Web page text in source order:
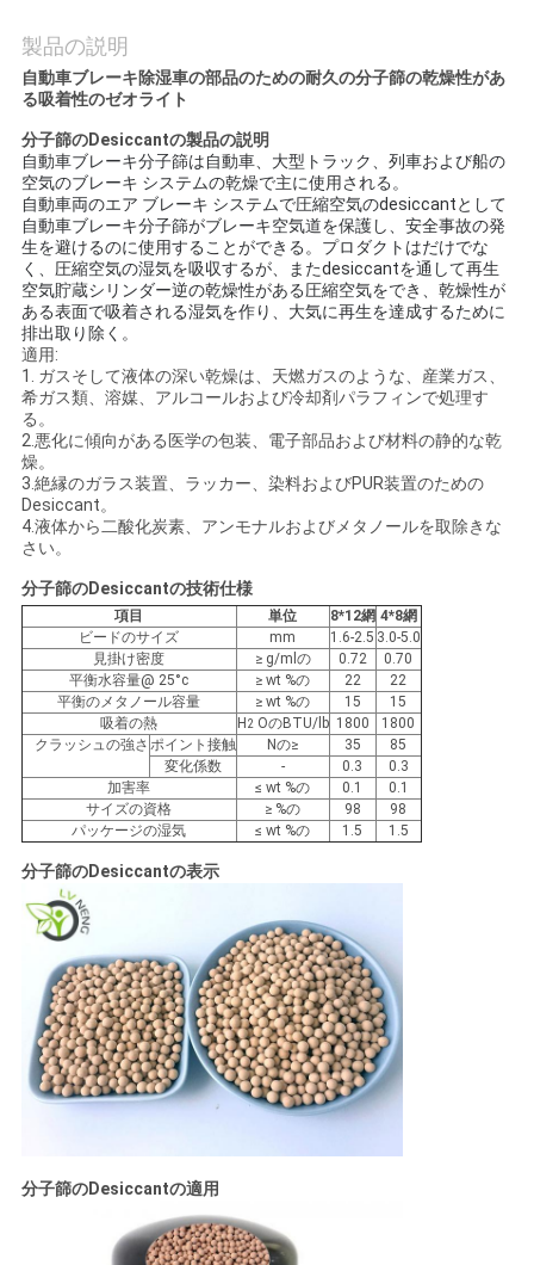
質
管
理
お
問
い
合
わ
せ
ニ
ュ
ー
ス
件
見
積
も
り
を
頼
製品の説明
自動車ブレーキ除湿車の部品のための耐久の分子篩の乾燥性があ
る吸着性のゼオライト
分子篩のDesiccantの製品の説明
自動車ブレーキ分子篩は自動車、大型トラック、列車および船の
空気のブレーキ システムの乾燥で主に使用される。
自動車両のエア ブレーキ システムで圧縮空気のdesiccantとして
自動車ブレーキ分子篩がブレーキ空気道を保護し、安全事故の発
生を避けるのに使用することができる。プロダクトはだけでな
く、圧縮空気の湿気を吸収するが、またdesiccantを通して再生
空気貯蔵シリンダー逆の乾燥性がある圧縮空気をでき、乾燥性が
ある表面で吸着される湿気を作り、大気に再生を達成するために
排出取り除く。
適用:
1. ガスそして液体の深い乾燥は、天燃ガスのような、産業ガス、
希ガス類、溶媒、アルコールおよび冷却剤パラフィンで処理す
る。
2.悪化に傾向がある医学の包装、電子部品および材料の静的な乾
燥。
3.絶縁のガラス装置、ラッカー、染料およびPUR装置のための
Desiccant。
4.液体から二酸化炭素、アンモナルおよびメタノールを取除きな
さい。
分子篩のDesiccantの技術仕様
項目 単位 8*12網 4*8網
ビードのサイズ
mm 1.6-2.5 3.0-5.0
見掛け密度
≥ g/mlの 0.72
0.70
平衡水容量@ 25°c
≥ wt %の 22
22
平衡のメタノール容量
≥ wt %の 15
15
吸着の熱
H 2OのBTU/lb 1800
1800
クラッシュの強さ ポイント接触 Nの≥ 35
85
変化係数
- 0.3
0.3
加害率
≤ wt %の 0.1
0.1
サイズの資格
≥ %の 98
98
パッケージの湿気
≤ wt %の 1.5 1.5
分子篩のDesiccantの表示
分子篩のDesiccantの適用